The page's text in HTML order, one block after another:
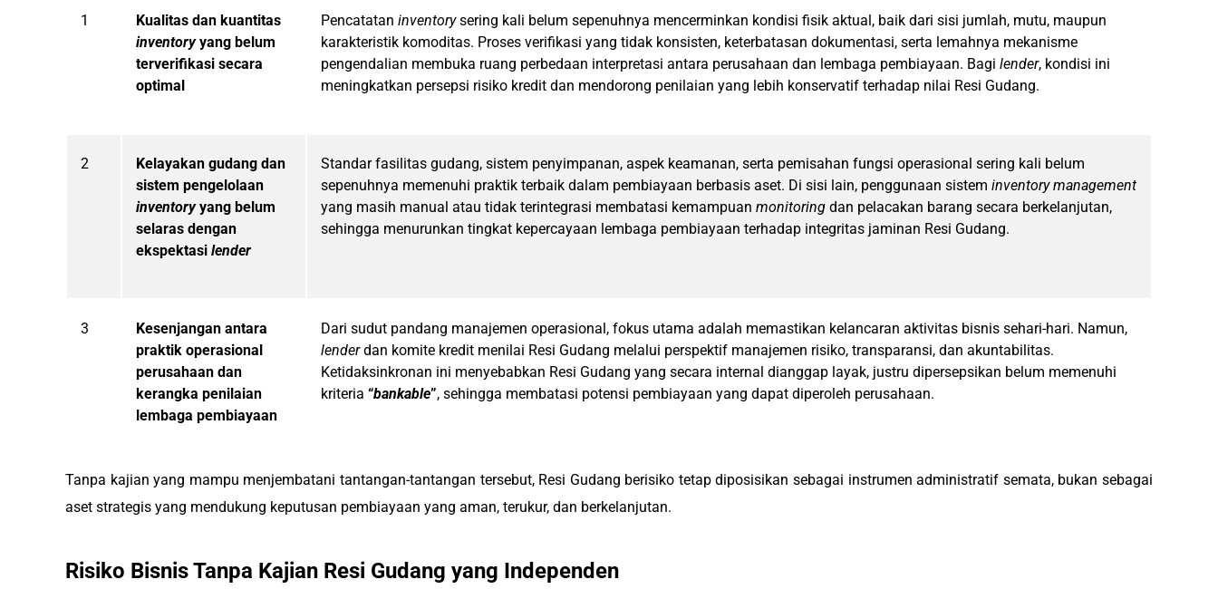
1
Kualitas dan kuantitas
inventoryyang belum
terverifikasi secara
optimal
Pencatatan inventorysering kali belum sepenuhnya mencerminkan kondisi fisik aktual, baik dari sisi jumlah, mutu, maupun
karakteristik komoditas. Proses verifikasi yang tidak konsisten, keterbatasan dokumentasi, serta lemahnya mekanisme
pengendalian membuka ruang perbedaan interpretasi antara perusahaan dan lembaga pembiayaan. Bagi lender, kondisi ini
meningkatkan persepsi risiko kredit dan mendorong penilaian yang lebih konservatif terhadap nilai Resi Gudang.
2
Kelayakan gudang dan
sistem pengelolaan
inventoryyang belum
selaras dengan
ekspektasi lender
Standar fasilitas gudang, sistem penyimpanan, aspek keamanan, serta pemisahan fungsi operasional sering kali belum
sepenuhnya memenuhi praktik terbaik dalam pembiayaan berbasis aset. Di sisi lain, penggunaan sistem inventory management
yang masih manual atau tidak terintegrasi membatasi kemampuan monitoring dan pelacakan barang secara berkelanjutan,
sehingga menurunkan tingkat kepercayaan lembaga pembiayaan terhadap integritas jaminan Resi Gudang.
3
Kesenjangan antara
praktik operasional
perusahaan dan
kerangka penilaian
lembaga pembiayaan
Dari sudut pandang manajemen operasional, fokus utama adalah memastikan kelancaran aktivitas bisnis sehari-hari. Namun,
lenderdan komite kredit menilai Resi Gudang melalui perspektif manajemen risiko, transparansi, dan akuntabilitas.
Ketidaksinkronan ini menyebabkan Resi Gudang yang secara internal dianggap layak, justru dipersepsikan belum memenuhi
kriteria “bankable”, sehingga membatasi potensi pembiayaan yang dapat diperoleh perusahaan.
Tanpa kajian yang mampu menjembatani tantangan-tantangan tersebut, Resi Gudang berisiko tetap diposisikan sebagai instrumen administratif semata, bukan sebagai
aset strategis yang mendukung keputusan pembiayaan yang aman, terukur, dan berkelanjutan.
Risiko Bisnis Tanpa Kajian Resi Gudang yang Independen